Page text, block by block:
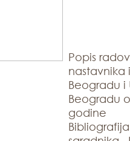
Popis
nastavnika
Beogradu i
Beogradu
godine